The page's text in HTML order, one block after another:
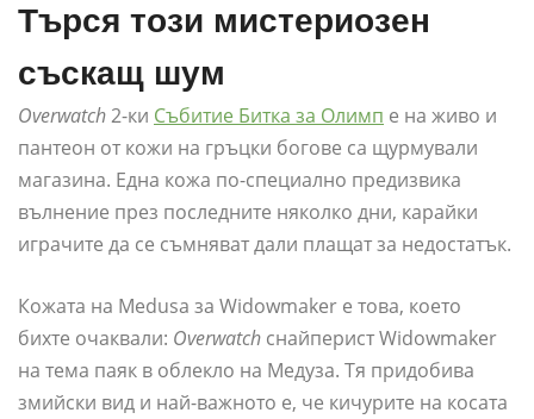
Търся този мистериозен
съскащ шум
Overwatch2-ки Събитие Битка за Олимп е на живо и
пантеон от кожи на гръцки богове са щурмували
магазина. Една кожа по-специално предизвика
вълнение през последните няколко дни, карайки
играчите да се съмняват дали плащат за недостатък.
Кожата на Medusa за Widowmaker е това, което
бихте очаквали: Overwatch снайперист Widowmaker
на тема паяк в облекло на Медуза. Тя придобива
змийски вид и най-важното е, че кичурите на косата